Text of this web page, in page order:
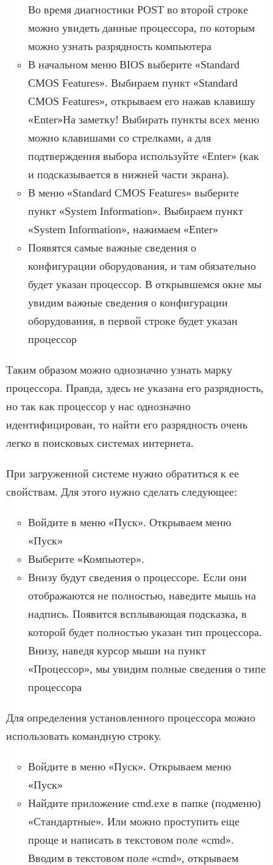
Во время диагностики POST во второй строке
можно увидеть данные процессора, по которым
можно узнать разрядность компьютера
В начальном меню BIOS выберите «Standard
CMOS Features». Выбираем пункт «Standard
CMOS Features», открываем его нажав клавишу
«Enter»На заметку! Выбирать пункты всех меню
можно клавишами со стрелками, а для
подтверждения выбора используйте «Enter» (как
и подсказывается в нижней части экрана).
В меню «Standard CMOS Features» выберите
пункт «System Information». Выбираем пункт
«System Information», нажимаем «Enter»
Появятся самые важные сведения о
конфигурации оборудования, и там обязательно
будет указан процессор. В открывшемся окне мы
увидим важные сведения о конфигурации
оборудования, в первой строке будет указан
процессор
Таким образом можно однозначно узнать марку
процессора. Правда, здесь не указана его разрядность,
но так как процессор у нас однозначно
идентифицирован, то найти его разрядность очень
легко в поисковых системах интернета.
При загруженной системе нужно обратиться к ее
свойствам. Для этого нужно сделать следующее:
Войдите в меню «Пуск». Открываем меню
«Пуск»
Выберите «Компьютер».
Внизу будут сведения о процессоре. Если они
отображаются не полностью, наведите мышь на
надпись. Появится всплывающая подсказка, в
которой будет полностью указан тип процессора.
Внизу, наведя курсор мыши на пункт
«Процессор», мы увидим полные сведения о типе
процессора
Для определения установленного процессора можно
использовать командную строку.
Войдите в меню «Пуск». Открываем меню
«Пуск»
Найдите приложение cmd.exe в папке (подменю)
«Стандартные». Или можно проступить еще
проще и написать в текстовом поле «cmd».
Вводим в текстовом поле «cmd», открываем